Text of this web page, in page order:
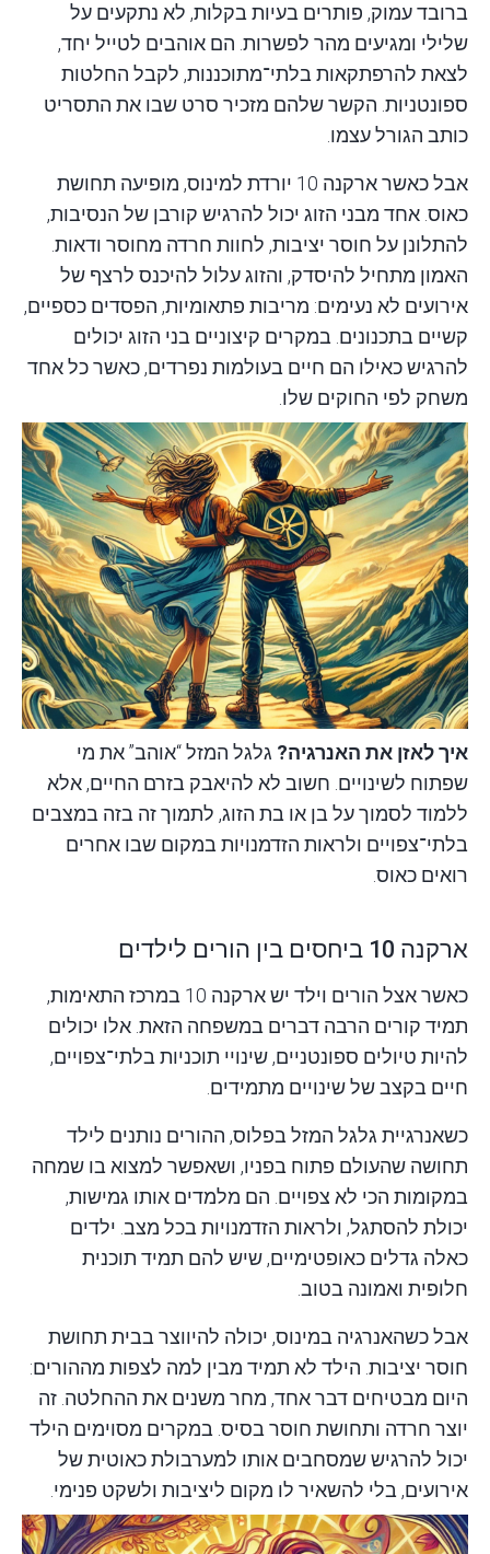
ברובד עמוק, פותרים בעיות בקלות, לא נתקעים על
שלילי ומגיעים מהר לפשרות. הם אוהבים לטייל יחד,
לצאת להרפתקאות בלתי־מתוכננות, לקבל החלטות
ספונטניות. הקשר שלהם מזכיר סרט שבו את התסריט
כותב הגורל עצמו.
אבל כאשר ארקנה 10 יורדת למינוס, מופיעה תחושת
כאוס. אחד מבני הזוג יכול להרגיש קורבן של הנסיבות,
להתלונן על חוסר יציבות, לחוות חרדה מחוסר ודאות.
האמון מתחיל להיסדק, והזוג עלול להיכנס לרצף של
אירועים לא נעימים: מריבות פתאומיות, הפסדים כספיים,
קשיים בתכנונים. במקרים קיצוניים בני הזוג יכולים
להרגיש כאילו הם חיים בעולמות נפרדים, כאשר כל אחד
משחק לפי החוקים שלו.
איך לאזן את האנרגיה? גלגל המזל “אוהב” את מי
שפתוח לשינויים. חשוב לא להיאבק בזרם החיים, אלא
ללמוד לסמוך על בן או בת הזוג, לתמוך זה בזה במצבים
בלתי־צפויים ולראות הזדמנויות במקום שבו אחרים
רואים כאוס.
ארקנה 10 ביחסים בין הורים לילדים
כאשר אצל הורים וילד יש ארקנה 10 במרכז התאימות,
תמיד קורים הרבה דברים במשפחה הזאת. אלו יכולים
להיות טיולים ספונטניים, שינויי תוכניות בלתי־צפויים,
חיים בקצב של שינויים מתמידים.
כשאנרגיית גלגל המזל בפלוס, ההורים נותנים לילד
תחושה שהעולם פתוח בפניו, ושאפשר למצוא בו שמחה
במקומות הכי לא צפויים. הם מלמדים אותו גמישות,
יכולת להסתגל, ולראות הזדמנויות בכל מצב. ילדים
כאלה גדלים כאופטימיים, שיש להם תמיד תוכנית
חלופית ואמונה בטוב.
אבל כשהאנרגיה במינוס, יכולה להיווצר בבית תחושת
חוסר יציבות. הילד לא תמיד מבין למה לצפות מההורים:
היום מבטיחים דבר אחד, מחר משנים את ההחלטה. זה
יוצר חרדה ותחושת חוסר בסיס. במקרים מסוימים הילד
יכול להרגיש שמסחבים אותו למערבולת כאוטית של
אירועים, בלי להשאיר לו מקום ליציבות ולשקט פנימי.